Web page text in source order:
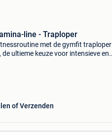
line - Traploper
met de gymfit traploper
ultieme keuze voor intensieve en
of Verzenden